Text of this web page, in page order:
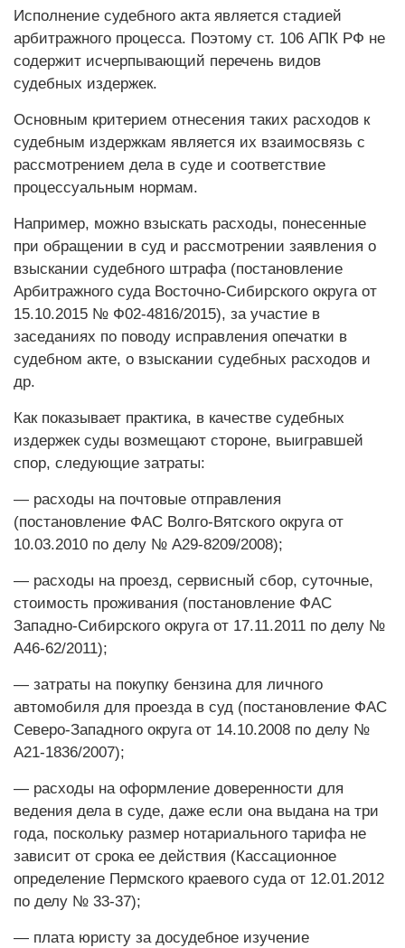
Исполнение судебного акта является стадией
арбитражного процесса. Поэтому ст. 106 АПК РФ не
содержит исчерпывающий перечень видов
судебных издержек.
Основным критерием отнесения таких расходов к
судебным издержкам является их взаимосвязь с
рассмотрением дела в суде и соответствие
процессуальным нормам.
Например, можно взыскать расходы, понесенные
при обращении в суд и рассмотрении заявления о
взыскании судебного штрафа (постановление
Арбитражного суда Восточно-Сибирского округа от
15.10.2015 № Ф02-4816/2015), за участие в
заседаниях по поводу исправления опечатки в
судебном акте, о взыскании судебных расходов и
др.
Как показывает практика, в качестве судебных
издержек суды возмещают стороне, выигравшей
спор, следующие затраты:
— расходы на почтовые отправления
(постановление ФАС Волго-Вятского округа от
10.03.2010 по делу № А29-8209/2008);
— расходы на проезд, сервисный сбор, суточные,
стоимость проживания (постановление ФАС
Западно-Сибирского округа от 17.11.2011 по делу №
А46-62/2011);
— затраты на покупку бензина для личного
автомобиля для проезда в суд (постановление ФАС
Северо-Западного округа от 14.10.2008 по делу №
А21-1836/2007);
— расходы на оформление доверенности для
ведения дела в суде, даже если она выдана на три
года, поскольку размер нотариального тарифа не
зависит от срока ее действия (Кассационное
определение Пермского краевого суда от 12.01.2012
по делу № 33-37);
— плата юристу за досудебное изучение